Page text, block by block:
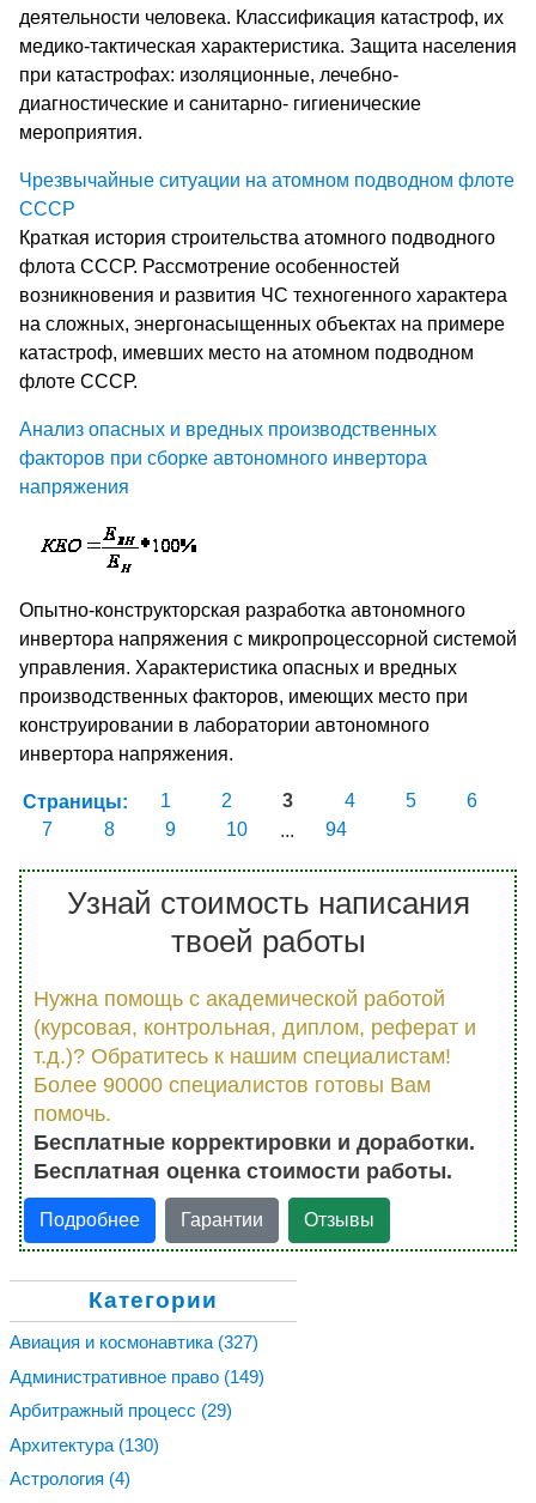
деятельности человека. Классификация катастроф, их
медико-тактическая характеристика. Защита населения
при катастрофах: изоляционные, лечебно-
диагностические и санитарно- гигиенические
мероприятия.
Чрезвычайные ситуации на атомном подводном флоте
СССР
Краткая история строительства атомного подводного
флота СССР. Рассмотрение особенностей
возникновения и развития ЧС техногенного характера
на сложных, энергонасыщенных объектах на примере
катастроф, имевших место на атомном подводном
флоте СССР.
Анализ опасных и вредных производственных
факторов при сборке автономного инвертора
напряжения
Опытно-конструкторская разработка автономного
инвертора напряжения с микропроцессорной системой
управления. Характеристика опасных и вредных
производственных факторов, имеющих место при
конструировании в лаборатории автономного
инвертора напряжения.
Страницы: 1 2 3 4 5
6
7
8 9 10 ... 94
Узнай стоимость написания
твоей работы
Нужна помощь с академической работой
(курсовая, контрольная, диплом, реферат и
т.д.)? Обратитесь к нашим специалистам!
Более 90000 специалистов готовы Вам
помочь.
Бесплатные корректировки и доработки.
Бесплатная оценка стоимости работы.
Подробнее Гарантии Отзывы
Категории
Авиация и космонавтика (327)
Административное право (149)
Арбитражный процесс (29)
Архитектура (130)
Астрология (4)